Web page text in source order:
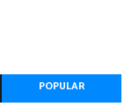
POPULAR